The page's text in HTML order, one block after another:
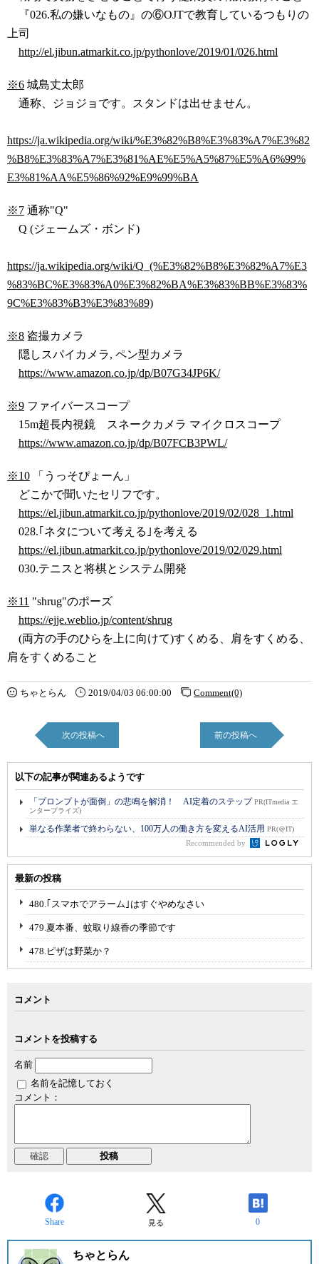
『026.私の嫌いなもの』の⑥OJTで教育しているつもりの
上司
http://el.jibun.atmarkit.co.jp/pythonlove/2019/01/026.html
※6 城島丈太郎
通称、ジョジョです。スタンドは出せません。
https://ja.wikipedia.org/wiki/%E3%82%B8%E3%83%A7%E3%82
%B8%E3%83%A7%E3%81%AE%E5%A5%87%E5%A6%99%
E3%81%AA%E5%86%92%E9%99%BA
※7 通称"Q"
Q (ジェームズ・ボンド)
https://ja.wikipedia.org/wiki/Q_(%E3%82%B8%E3%82%A7%E3
%83%BC%E3%83%A0%E3%82%BA%E3%83%BB%E3%83%
9C%E3%83%B3%E3%83%89)
※8 盗撮カメラ
隠しスパイカメラ, ペン型カメラ
https://www.amazon.co.jp/dp/B07G34JP6K/
※9 ファイバースコープ
15m超長内視鏡 スネークカメラ マイクロスコープ
https://www.amazon.co.jp/dp/B07FCB3PWL/
※10 「うっそぴょーん」
どこかで聞いたセリフです。
https://el.jibun.atmarkit.co.jp/pythonlove/2019/02/028_1.html
028.｢ネタについて考える｣を考える
https://el.jibun.atmarkit.co.jp/pythonlove/2019/02/029.html
030.テニスと将棋とシステム開発
※11 "shrug"のポーズ
https://ejje.weblio.jp/content/shrug
(両方の手のひらを上に向けて)すくめる、肩をすくめる、
肩をすくめること
ちゃとらん 2019/04/03 06:00:00 Comment(0)
次の投稿へ 前の投稿へ
以下の記事が関連あるようです
「プロンプトが面倒」の悲鳴を解消！ AI定着のステップPR(ITmedia エ
ンタープライズ)
単なる作業者で終わらない、100万人の働き方を変えるAI活用 PR(＠IT)
Recommended by
最新の投稿
480.｢スマホでアラーム｣はすぐやめなさい
479.夏本番、蚊取り線香の季節です
478.ピザは野菜か？
コメント
コメントを投稿する
名前
名前を記憶しておく
コメント：
Share 見る 0
ちゃとらん